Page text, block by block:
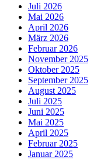
Juli 2026
Mai 2026
April 2026
März 2026
Februar 2026
November 2025
Oktober 2025
September 2025
August 2025
Juli 2025
Juni 2025
Mai 2025
April 2025
Februar 2025
Januar 2025